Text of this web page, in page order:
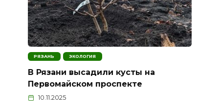
РЯЗАНЬ ЭКОЛОГИЯ
В Рязани высадили кусты на
Первомайском проспекте
10.11.2025